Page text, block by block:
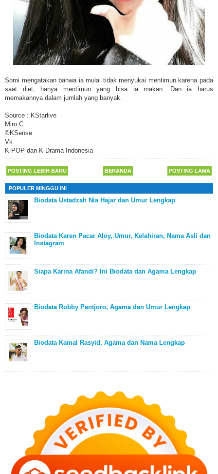
Somi mengatakan bahwa ia mulai tidak menyukai mentimun karena pada
saat diet, hanya mentimun yang bisa ia makan. Dan ia harus
memakannya dalam jumlah yang banyak.
Source : KStarlive
Miro.C
©KSense
Vk
K-POP dan K-Drama Indonesia
POSTING LEBIH BARU POSTING LAMA
BERANDA
POPULER MINGGU INI
Biodata Ustadzah Nia Hajar dan Umur Lengkap
Biodata Karen Pacar Aloy, Umur, Kelahiran, Nama Asli dan
Instagram
Siapa Karina Afandi? Ini Biodata dan Agama Lengkap
Biodata Robby Pantjoro, Agama dan Umur Lengkap
Biodata Kamal Rasyid, Agama dan Nama Lengkap